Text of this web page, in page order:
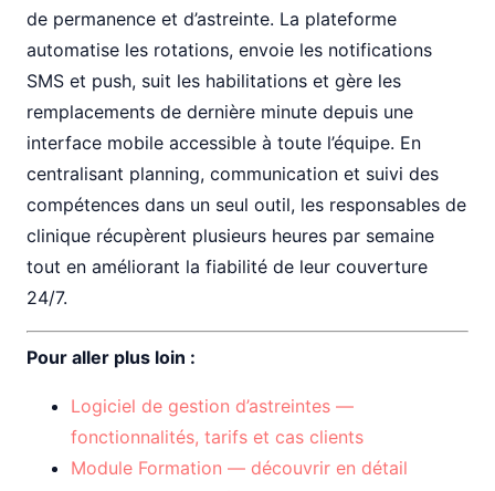
de permanence et d’astreinte. La plateforme
automatise les rotations, envoie les notifications
SMS et push, suit les habilitations et gère les
remplacements de dernière minute depuis une
interface mobile accessible à toute l’équipe. En
centralisant planning, communication et suivi des
compétences dans un seul outil, les responsables de
clinique récupèrent plusieurs heures par semaine
tout en améliorant la fiabilité de leur couverture
24/7.
Pour aller plus loin :
Logiciel de gestion d’astreintes —
fonctionnalités, tarifs et cas clients
Module Formation — découvrir en détail